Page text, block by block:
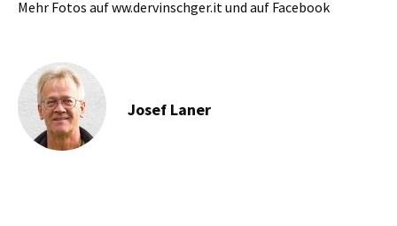
Mehr Fotos auf ww.dervinschger.it und auf Facebook
Josef Laner